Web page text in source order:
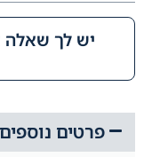
פרטים נוספים
יש לך שאלה